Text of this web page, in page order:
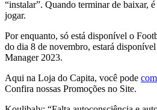
“instalar”. Quando terminar de baixar,
jogar.
Por enquanto, só está disponível o
do dia 8 de novembro, estará
Manager 2023.
Aqui na Loja do Capita, você pode
Confira nossas Promoções no Site.